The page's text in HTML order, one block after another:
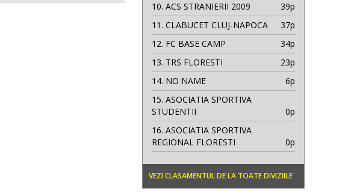
10. ACS STRANIERII 2009
39p
11. CLABUCET CLUJ-NAPOCA
37p
12. FC BASE CAMP
34p
13. TRS FLORESTI
23p
14. NO NAME
6p
15. ASOCIATIA SPORTIVA
STUDENTII
0p
16. ASOCIATIA SPORTIVA
REGIONAL FLORESTI
0p
VEZI CLASAMENTUL DE LA TOATE DIVIZIILE